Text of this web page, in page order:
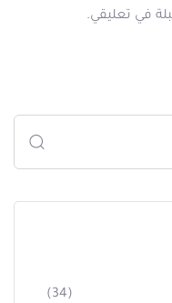
في تعليقي.
(34)